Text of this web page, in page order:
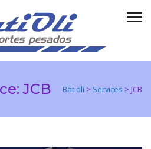
JCB Batioli > Services > JCB